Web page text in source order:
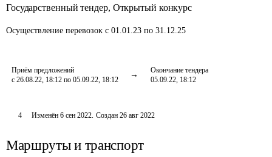
Государственный тендер, Открытый конкурс
Осуществление перевозок с 01.01.23 по 31.12.25
Приём предложений
с 26.08.22, 18:12 по 05.09.22, 18:12
Окончание тендера
05.09.22, 18:12
4 Изменён 6 сен 2022. Создан 26 авг 2022
Маршруты и транспорт